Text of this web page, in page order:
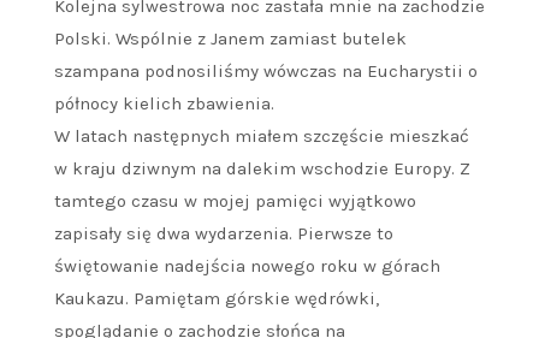
Kolejna sylwestrowa noc zastała mnie na zachodzie
Polski. Wspólnie z Janem zamiast butelek
szampana podnosiliśmy wówczas na Eucharystii o
północy kielich zbawienia.
W latach następnych miałem szczęście mieszkać
w kraju dziwnym na dalekim wschodzie Europy. Z
tamtego czasu w mojej pamięci wyjątkowo
zapisały się dwa wydarzenia. Pierwsze to
świętowanie nadejścia nowego roku w górach
Kaukazu. Pamiętam górskie wędrówki,
spoglądanie o zachodzie słońca na